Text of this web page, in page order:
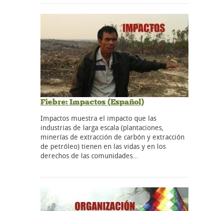
Fiebre: Impactos (Español)
Impactos muestra el impacto que las
industrias de larga escala (plantaciones,
minerías de extracción de carbón y extracción
de petróleo) tienen en las vidas y en los
derechos de las comunidades…